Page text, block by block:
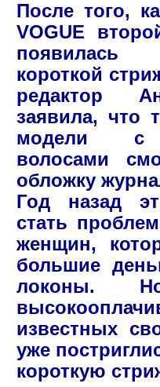
После того,
VOGUE
короткой
редактор
заявила, что
модели с
волосами
обложку
Год назад
стать
женщин,
большие
локоны.
известных
уже
короткую